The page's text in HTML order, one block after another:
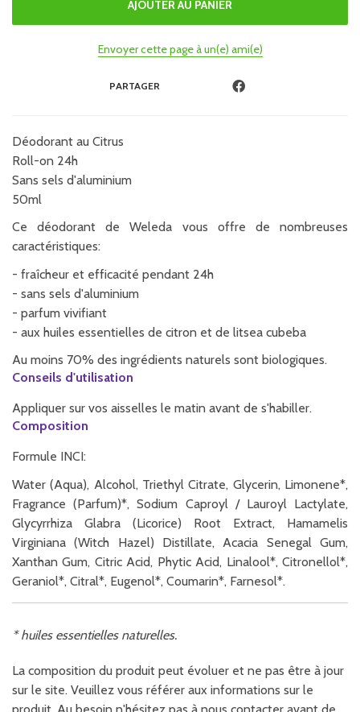
Envoyer cette page à un(e) ami(e)
PARTAGER
Déodorant au Citrus
Roll-on 24h
Sans sels d'aluminium
50ml
Ce déodorant de Weleda vous offre de nombreuses
caractéristiques:
- fraîcheur et efficacité pendant 24h
- sans sels d'aluminium
- parfum vivifiant
- aux huiles essentielles de citron et de litsea cubeba
Au moins 70% des ingrédients naturels sont biologiques.
Conseils d'utilisation
Appliquer sur vos aisselles le matin avant de s'habiller.
Composition
Formule INCI:
Water (Aqua), Alcohol, Triethyl Citrate, Glycerin, Limonene*,
Fragrance (Parfum)*, Sodium Caproyl / Lauroyl Lactylate,
Glycyrrhiza Glabra (Licorice) Root Extract, Hamamelis
Virginiana (Witch Hazel) Distillate, Acacia Senegal Gum,
Xanthan Gum, Citric Acid, Phytic Acid, Linalool*, Citronellol*,
Geraniol*, Citral*, Eugenol*, Coumarin*, Farnesol*.
* huiles essentielles naturelles.
La composition du produit peut évoluer et ne pas être à jour
sur le site. Veuillez vous référer aux informations sur le